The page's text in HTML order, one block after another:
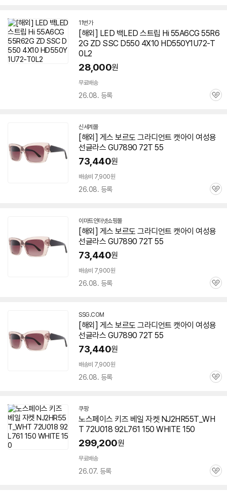
11번가
[해외] LED 백LED 스트립 Hi 55A6CG 55R6
2G ZD SSC D550 4X10 HD550Y1U72-T
0L2
28,000원
무료배송
26.08. 등록
관
신세계몰
[해외] 게스 보르도 그라디언트 캣아이 여성용
선글라스 GU7890 72T 55
73,440원
배송비 7,900원
26.08. 등록
관
이마트인터넷쇼핑몰
[해외] 게스 보르도 그라디언트 캣아이 여성용
선글라스 GU7890 72T 55
73,440원
배송비 7,900원
26.08. 등록
관
SSG.COM
[해외] 게스 보르도 그라디언트 캣아이 여성용
선글라스 GU7890 72T 55
73,440원
배송비 7,900원
26.08. 등록
관
쿠팡
노스페이스 키즈 베일 자켓 NJ2HR55T_WH
T 72U018 92L761 150 WHITE 150
299,200원
무료배송
26.07. 등록
관